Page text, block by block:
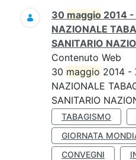
Ricerca
30 maggio 2014 -
NAZIONALE
SANITARIO
Contenuto Web
30 maggio 2014 -
NAZIONALE
SANITARIO
TABAGISMO
GIORNATA
CONVEGNI